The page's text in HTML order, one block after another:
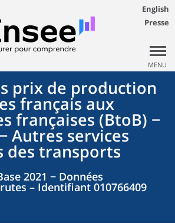
English
Presse
MENU
prix de production
français aux
françaises (BtoB) −
Autres services
des transports
2021 − Données
– Identifiant 010766409